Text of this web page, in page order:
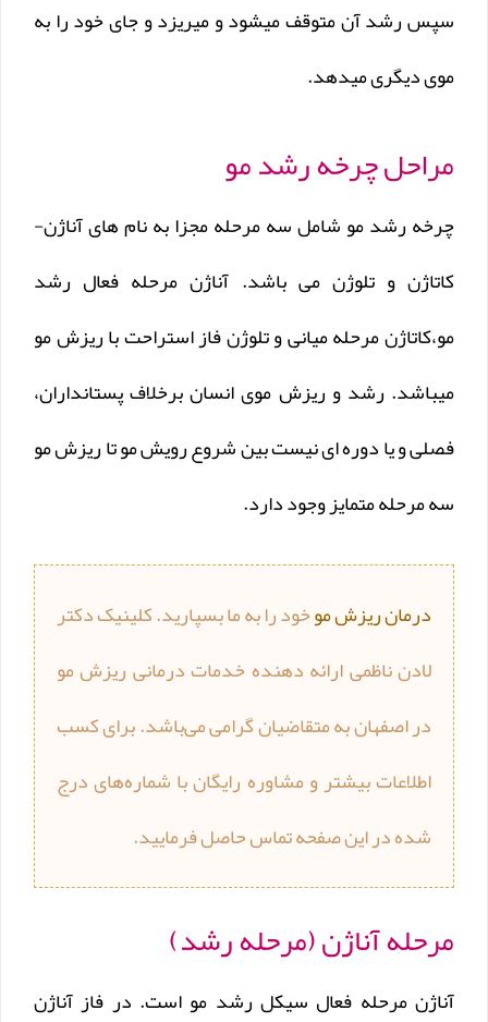
سپس رشد آن متوقف میشود و میریزد و جای خود را به
موی دیگری میدهد.
مراحل چرخه رشد مو
چرخه رشد مو شامل سه مرحله مجزا به نام های آناژن-
کاتاژن و تلوژن می باشد. آناژن مرحله فعال رشد
مو،کاتاژن مرحله میانی و تلوژن فاز استراحت با ریزش مو
میباشد. رشد و ریزش موی انسان برخلاف پستانداران،
فصلی و یا دوره ای نیست بین شروع رویش مو تا ریزش مو
سه مرحله متمایز وجود دارد.
درمان ریزش موخود را به ما بسپارید. کلینیک دکتر
لادن ناظمی ارائه دهنده خدمات درمانی ریزش مو
در اصفهان به متقاضیان گرامی می‌باشد. برای کسب
اطلاعات بیشتر و مشاوره رایگان با شماره‌های درج
شده در این صفحه تماس حاصل فرمایید.
مرحله آناژن (مرحله رشد)
آناژن مرحله فعال سیکل رشد مو است. در فاز آناژن